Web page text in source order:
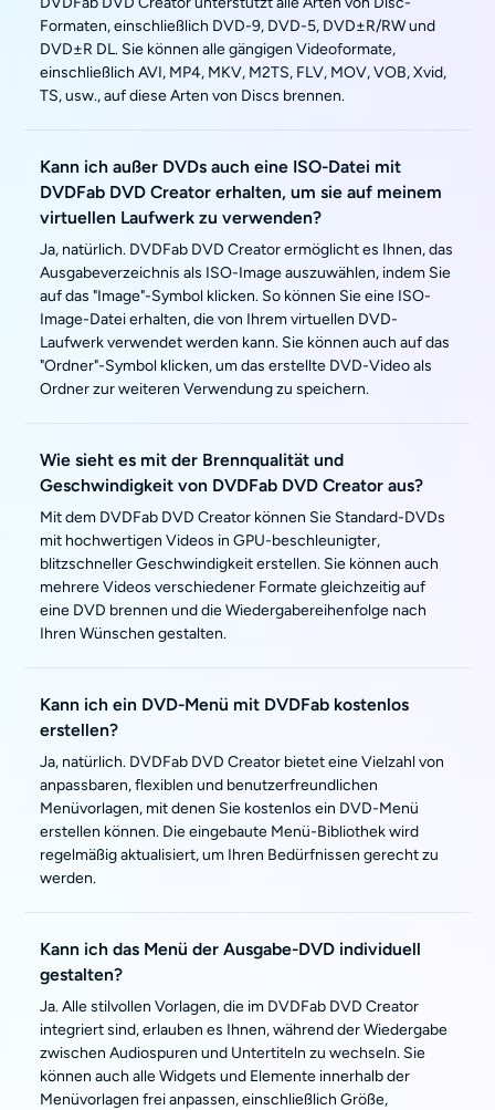
Formaten, einschließlich DVD-9, DVD-5, DVD±R/RW und
DVD±R DL. Sie können alle gängigen Videoformate,
einschließlich AVI, MP4, MKV, M2TS, FLV, MOV, VOB, Xvid,
TS, usw., auf diese Arten von Discs brennen.
Kann ich außer DVDs auch eine ISO-Datei mit
DVDFab DVD Creator erhalten, um sie auf meinem
virtuellen Laufwerk zu verwenden?
Ja, natürlich. DVDFab DVD Creator ermöglicht es Ihnen, das
Ausgabeverzeichnis als ISO-Image auszuwählen, indem Sie
auf das "Image"-Symbol klicken. So können Sie eine ISO-
Image-Datei erhalten, die von Ihrem virtuellen DVD-
Laufwerk verwendet werden kann. Sie können auch auf das
"Ordner"-Symbol klicken, um das erstellte DVD-Video als
Ordner zur weiteren Verwendung zu speichern.
Wie sieht es mit der Brennqualität und
Geschwindigkeit von DVDFab DVD Creator aus?
Mit dem DVDFab DVD Creator können Sie Standard-DVDs
mit hochwertigen Videos in GPU-beschleunigter,
blitzschneller Geschwindigkeit erstellen. Sie können auch
mehrere Videos verschiedener Formate gleichzeitig auf
eine DVD brennen und die Wiedergabereihenfolge nach
Ihren Wünschen gestalten.
Kann ich ein DVD-Menü mit DVDFab kostenlos
erstellen?
Ja, natürlich. DVDFab DVD Creator bietet eine Vielzahl von
anpassbaren, flexiblen und benutzerfreundlichen
Menüvorlagen, mit denen Sie kostenlos ein DVD-Menü
erstellen können. Die eingebaute Menü-Bibliothek wird
regelmäßig aktualisiert, um Ihren Bedürfnissen gerecht zu
werden.
Kann ich das Menü der Ausgabe-DVD individuell
gestalten?
Ja. Alle stilvollen Vorlagen, die im DVDFab DVD Creator
integriert sind, erlauben es Ihnen, während der Wiedergabe
zwischen Audiospuren und Untertiteln zu wechseln. Sie
können auch alle Widgets und Elemente innerhalb der
Menüvorlagen frei anpassen, einschließlich Größe,